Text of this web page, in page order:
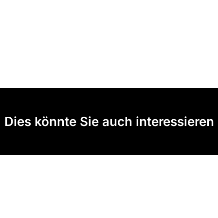
Dies könnte Sie auch interessieren